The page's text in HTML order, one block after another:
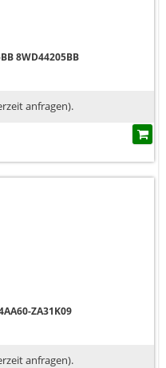
8WD44205BB
anfragen).
ZA31K09
anfragen).